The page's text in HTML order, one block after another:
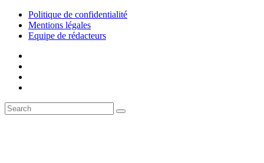
Politique de confidentialité
Mentions légales
Equipe de rédacteurs